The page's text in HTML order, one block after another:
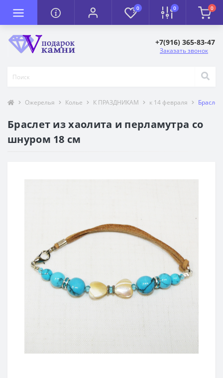
0 0 0
+7(916) 365-83-47
Заказать звонок
Ожерелья Колье К ПРАЗДНИКАМ к 14 февраля
Браслет из хаолита и перламутра со
шнуром 18 см